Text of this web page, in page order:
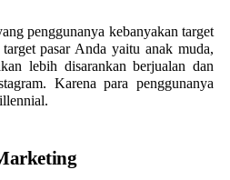
penggunanya kebanyakan target
pasar Anda yaitu anak muda,
lebih disarankan berjualan dan
Karena para penggunanya